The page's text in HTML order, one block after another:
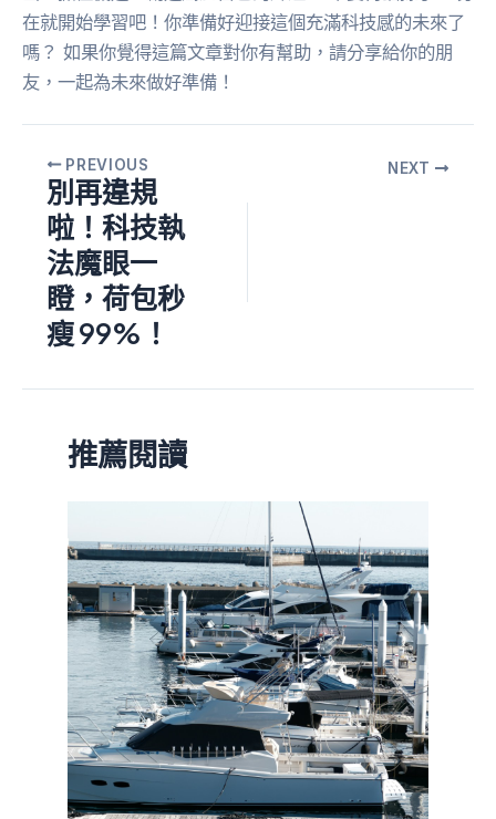
在就開始學習吧！你準備好迎接這個充滿科技感的未來了
嗎？ 如果你覺得這篇文章對你有幫助，請分享給你的朋
友，一起為未來做好準備！
PREVIOUS
別再違規
啦！科技執
法魔眼一
瞪，荷包秒
瘦 99%！
NEXT
推薦閱讀